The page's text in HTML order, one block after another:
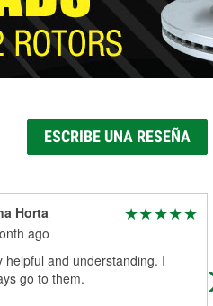
ESCRIBE UNA RESEÑA
Horta
ago
helpful and understanding. I
go to them.